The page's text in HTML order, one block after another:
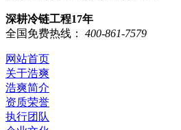
深耕冷链工程17年
全国免费热线：
400-861-7579
网站首页
关于浩爽
浩爽简介
资质荣誉
执行团队